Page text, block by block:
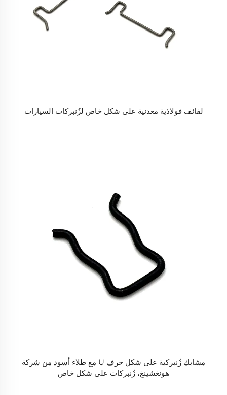
لفائف فولاذية معدنية على شكل خاص لزُنبركات السيارات
مشابك زُنبركية على شكل حرف U مع طلاء أسود من شركة
هونغشينغ، زُنبركات على شكل خاص